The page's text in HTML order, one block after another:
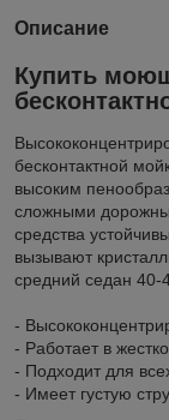
Описание
Купить
бесконтактной
высоким
сложными
средства
вызывают
средний седан 40-
-
- Работает в
- Подходит для
- Имеет густую